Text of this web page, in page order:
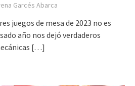
Garcés Abarca
juegos de mesa de 2023 no es
año nos dejó verdaderos
[…]